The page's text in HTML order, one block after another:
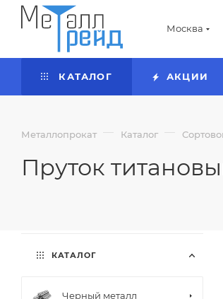
Москва
КАТАЛОГ АКЦИИ
Металлопрокат — Каталог —
Пруток
КАТАЛОГ
Черный металл